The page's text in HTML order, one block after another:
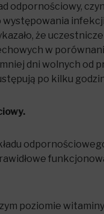
że
w
dni wol­nych od
po kilku
poziomie